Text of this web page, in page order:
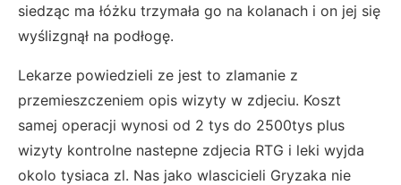
siedząc ma łóżku trzymała go na kolanach i on jej się
wyślizgnął na podłogę.
Lekarze powiedzieli ze jest to zlamanie z
przemieszczeniem opis wizyty w zdjeciu. Koszt
samej operacji wynosi od 2 tys do 2500tys plus
wizyty kontrolne nastepne zdjecia RTG i leki wyjda
okolo tysiaca zl. Nas jako wlascicieli Gryzaka nie